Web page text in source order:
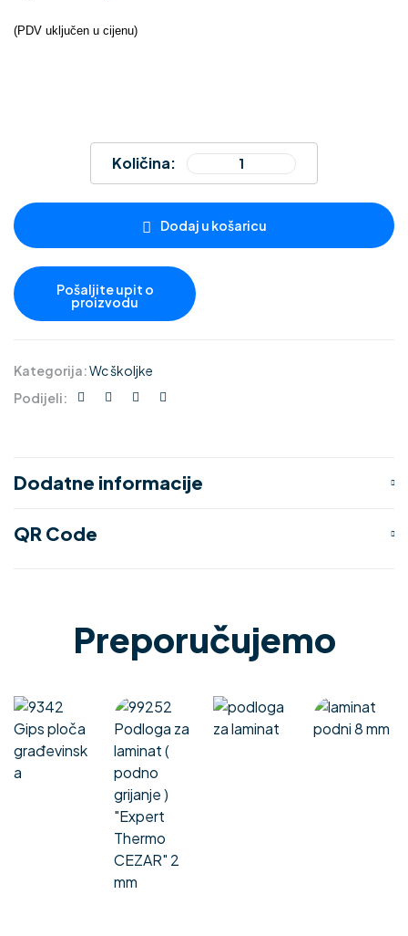
(PDV uključen u cijenu)
Količina:
Dodaj u košaricu
Kategorija:Wc školjke
Podijeli:
Dodatne informacije
QR Code
Preporučujemo